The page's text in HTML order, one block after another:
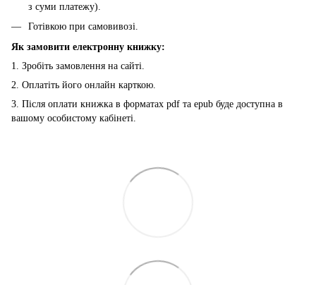
з суми платежу).
Готівкою при самовивозі.
Як замовити електронну книжку:
1. Зробіть замовлення на сайті.
2. Оплатіть його онлайн карткою.
3. Після оплати книжка в форматах pdf та epub буде доступна в
вашому особистому кабінеті.